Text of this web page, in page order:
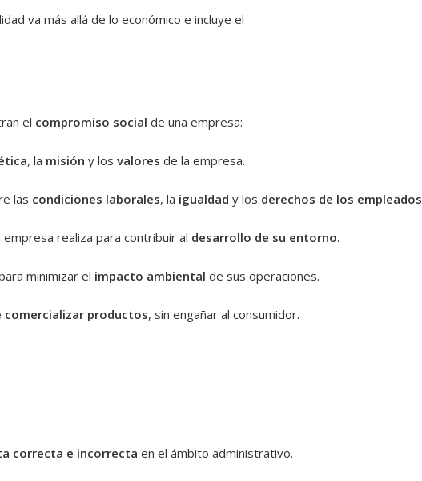
va más allá de lo económico e incluye el
el compromiso social de una empresa:
, la misión y los valores de la empresa.
las condiciones laborales, la igualdad y los derechos de los empleados
empresa realiza para contribuir al desarrollo de su entorno.
minimizar el impacto ambiental de sus operaciones.
comercializar productos, sin engañar al consumidor.
correcta e incorrecta en el ámbito administrativo.